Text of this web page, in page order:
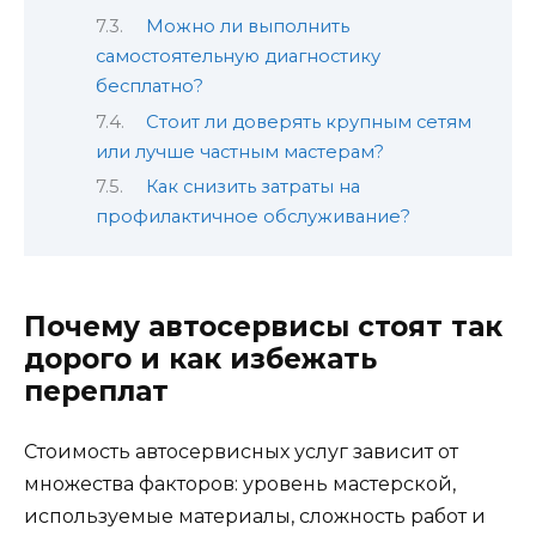
Можно ли выполнить
самостоятельную диагностику
бесплатно?
Стоит ли доверять крупным сетям
или лучше частным мастерам?
Как снизить затраты на
профилактичное обслуживание?
Почему автосервисы стоят так
дорого и как избежать
переплат
Стоимость автосервисных услуг зависит от
множества факторов: уровень мастерской,
используемые материалы, сложность работ и